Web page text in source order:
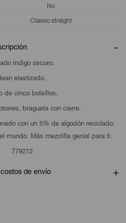
No
Classic straight
índigo oscuro.
elastizado.
de cinco bolsillos.
bragueta con cierre.
con un 5% de algodón reciclado.
mundo. Más mezclilla genial para ti.
779212
de envío